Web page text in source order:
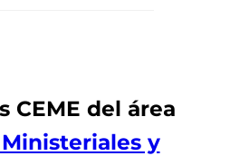
CEME del área
y